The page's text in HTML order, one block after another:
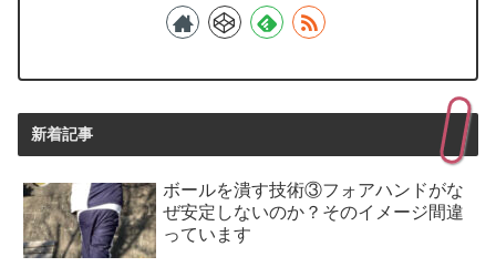
新着記事
ボールを潰す技術③フォアハンドがな
ぜ安定しないのか？そのイメージ間違
っています